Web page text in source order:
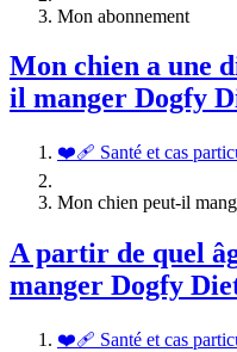
Mon abonnement
Mon chien a une
il manger Dogfy
❤️‍🩹 Santé et cas
Mon chien peut-il
A partir de quel
manger Dogfy
❤️‍🩹 Santé et cas